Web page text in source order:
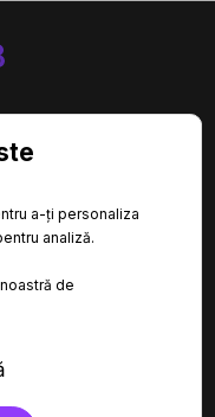
a-ți personaliza
analiză.
de